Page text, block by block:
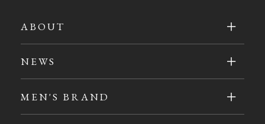
ABOUT
NEWS
MEN'S BRAND